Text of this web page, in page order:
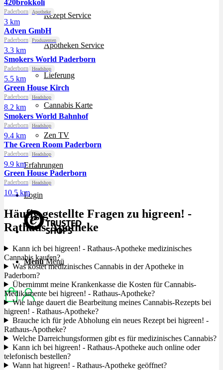
Rezept Service
Apotheken Service
Lieferung
Cannabis Karte
Zen TV
Erfahrungen
Login
Menü Menü
420brokkoli
Paderborn Apotheke
3 km
Adven GmbH
Paderborn Produzenten
3.3 km
Smokers World Paderborn
Paderborn Headshop
5.5 km
Green House Kirch
Paderborn Headshop
8.2 km
Smokers World Bahnhof
Paderborn Headshop
9.4 km
The Green Room Paderborn
Paderborn Headshop
9.9 km
Green House Paderborn
Paderborn Headshop
10.5 km
Häufig gestellte Fragen zu higreen! -
Rathaus-Apotheke
Kann ich bei higreen! - Rathaus-Apotheke medizinisches
Cannabis kaufen?
Was kostet medizinisches Cannabis in der Apotheke in
Paderborn?
Übernimmt meine Krankenkasse die Kosten für Cannabis-
Medikamente bei higreen! - Rathaus-Apotheke?
Wie lange dauert die Bearbeitung meines Cannabis-Rezepts bei
higreen! - Rathaus-Apotheke?
Brauche ich für jede Abholung ein neues Rezept bei higreen! -
Rathaus-Apotheke?
Welche Darreichungsformen gibt es für medizinisches Cannabis?
Kann ich bei higreen! - Rathaus-Apotheke auch online oder
telefonisch bestellen?
Wann hat higreen! - Rathaus-Apotheke geöffnet?